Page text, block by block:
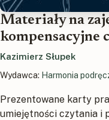
Materiały na
kompensacyjne
Kazimierz Słupek
Wydawca: Harmonia
Prezentowane karty
umiejętności czytania i